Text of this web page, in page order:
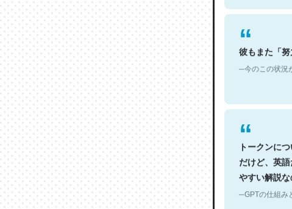
彼もまた「
─今のこの状況
トークンに
だけど、英
やすい解説
─GPTの仕組み